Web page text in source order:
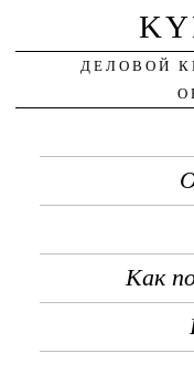
ДЕЛОВОЙ
Как